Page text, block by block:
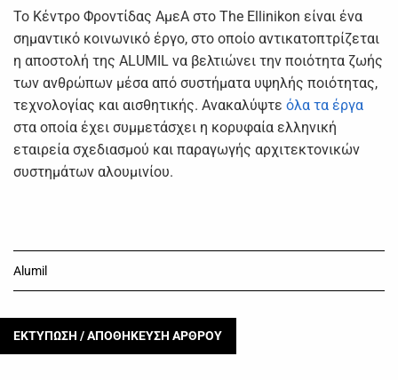
Το Κέντρο Φροντίδας ΑμεΑ στο The Ellinikon είναι ένα
σημαντικό κοινωνικό έργο, στο οποίο αντικατοπτρίζεται
η αποστολή της ALUMIL να βελτιώνει την ποιότητα ζωής
των ανθρώπων μέσα από συστήματα υψηλής ποιότητας,
τεχνολογίας και αισθητικής. Ανακαλύψτε όλα τα έργα
στα οποία έχει συμμετάσχει η κορυφαία ελληνική
εταιρεία σχεδιασμού και παραγωγής αρχιτεκτονικών
συστημάτων αλουμινίου.
Alumil
ΕΚΤΥΠΩΣΗ / ΑΠΟΘΗΚΕΥΣΗ ΑΡΘΡΟΥ